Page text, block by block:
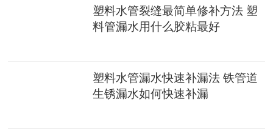
塑料水管裂缝最简单修补方法 塑
料管漏水用什么胶粘最好
塑料水管漏水快速补漏法 铁管道
生锈漏水如何快速补漏